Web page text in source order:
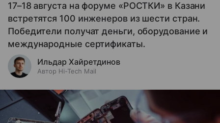
17–18 августа на форуме «РОСТКИ» в Казани
встретятся 100 инженеров из шести стран.
Победители получат деньги, оборудование и
международные сертификаты.
Ильдар Хайретдинов
Автор Hi-Tech Mail